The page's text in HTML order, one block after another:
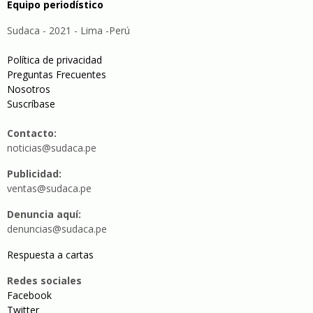
Equipo periodístico
Sudaca - 2021 - Lima -Perú
Política de privacidad
Preguntas Frecuentes
Nosotros
Suscríbase
Contacto:
noticias@sudaca.pe
Publicidad:
ventas@sudaca.pe
Denuncia aquí:
denuncias@sudaca.pe
Respuesta a cartas
Redes sociales
Facebook
Twitter